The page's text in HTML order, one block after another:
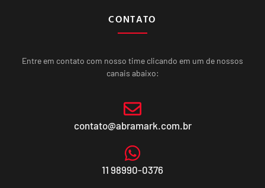
CONTATO
Entre em contato com nosso time clicando em um de nossos
canais abaixo:
contato@abramark.com.br
11 98990-0376